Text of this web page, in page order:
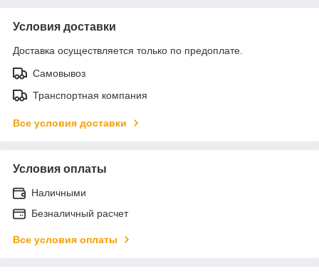
Условия доставки
Доставка осуществляется только по предоплате.
Самовывоз
Транспортная компания
Все условия доставки
Условия оплаты
Наличными
Безналичный расчет
Все условия оплаты